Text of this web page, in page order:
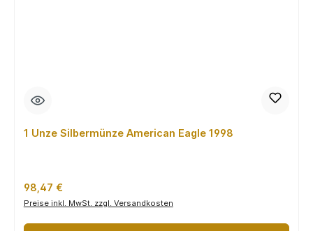
1 Unze Silbermünze American Eagle 1998
Regulärer Preis:
98,47 €
Preise inkl. MwSt. zzgl. Versandkosten